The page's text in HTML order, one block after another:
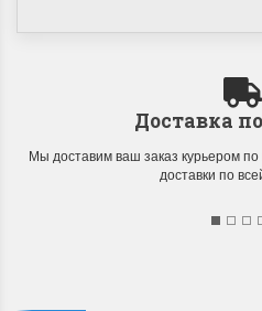
Доставка
Мы доставим ваш заказ курьером по
доставки по